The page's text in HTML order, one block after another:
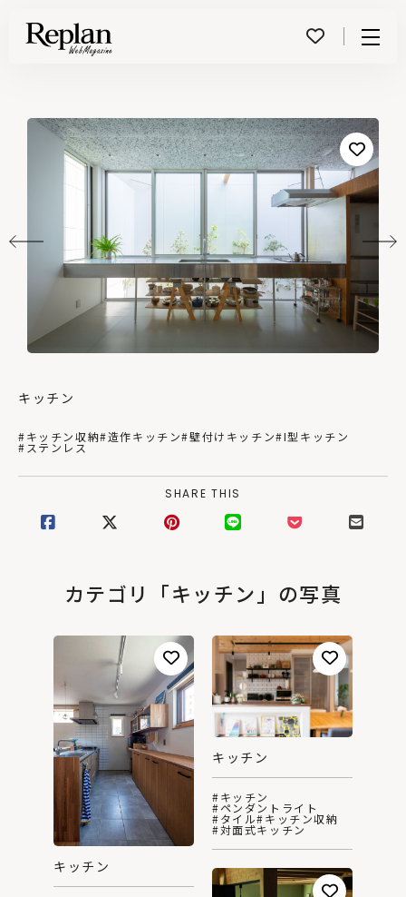
キッチン
#キッチン収納#造作キッチン#壁付けキッチン#I型キッチン
#ステンレス
SHARE THIS
カテゴリ「キッチン」の写真
キッチン
キッチン
#キッチン
#ペンダントライト
#タイル#キッチン収納
#対面式キッチン